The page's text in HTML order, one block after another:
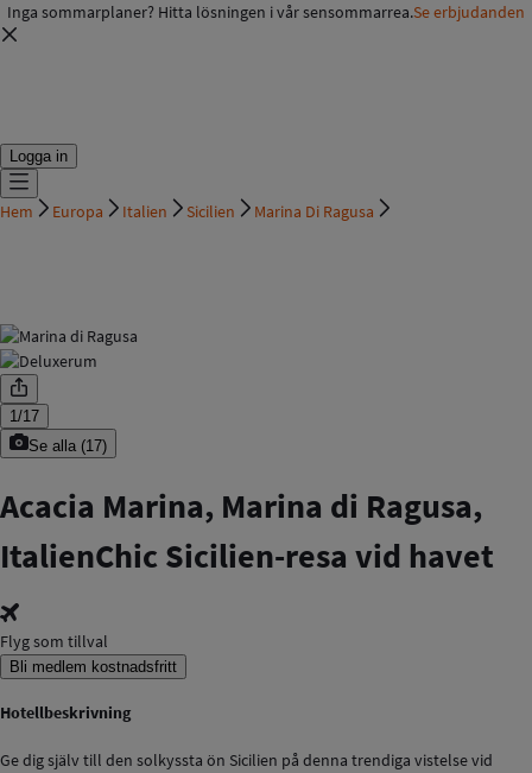
Inga sommarplaner? Hitta lösningen i vår sensommarrea.Se erbjudanden
Logga in
Hem Europa Italien Sicilien Marina Di Ragusa
1/17
Se alla (17)
Acacia Marina, Marina di Ragusa,
ItalienChic Sicilien-resa vid havet
Flyg som tillval
Bli medlem kostnadsfritt
Hotellbeskrivning
Ge dig själv till den solkyssta ön Sicilien på denna trendiga vistelse vid